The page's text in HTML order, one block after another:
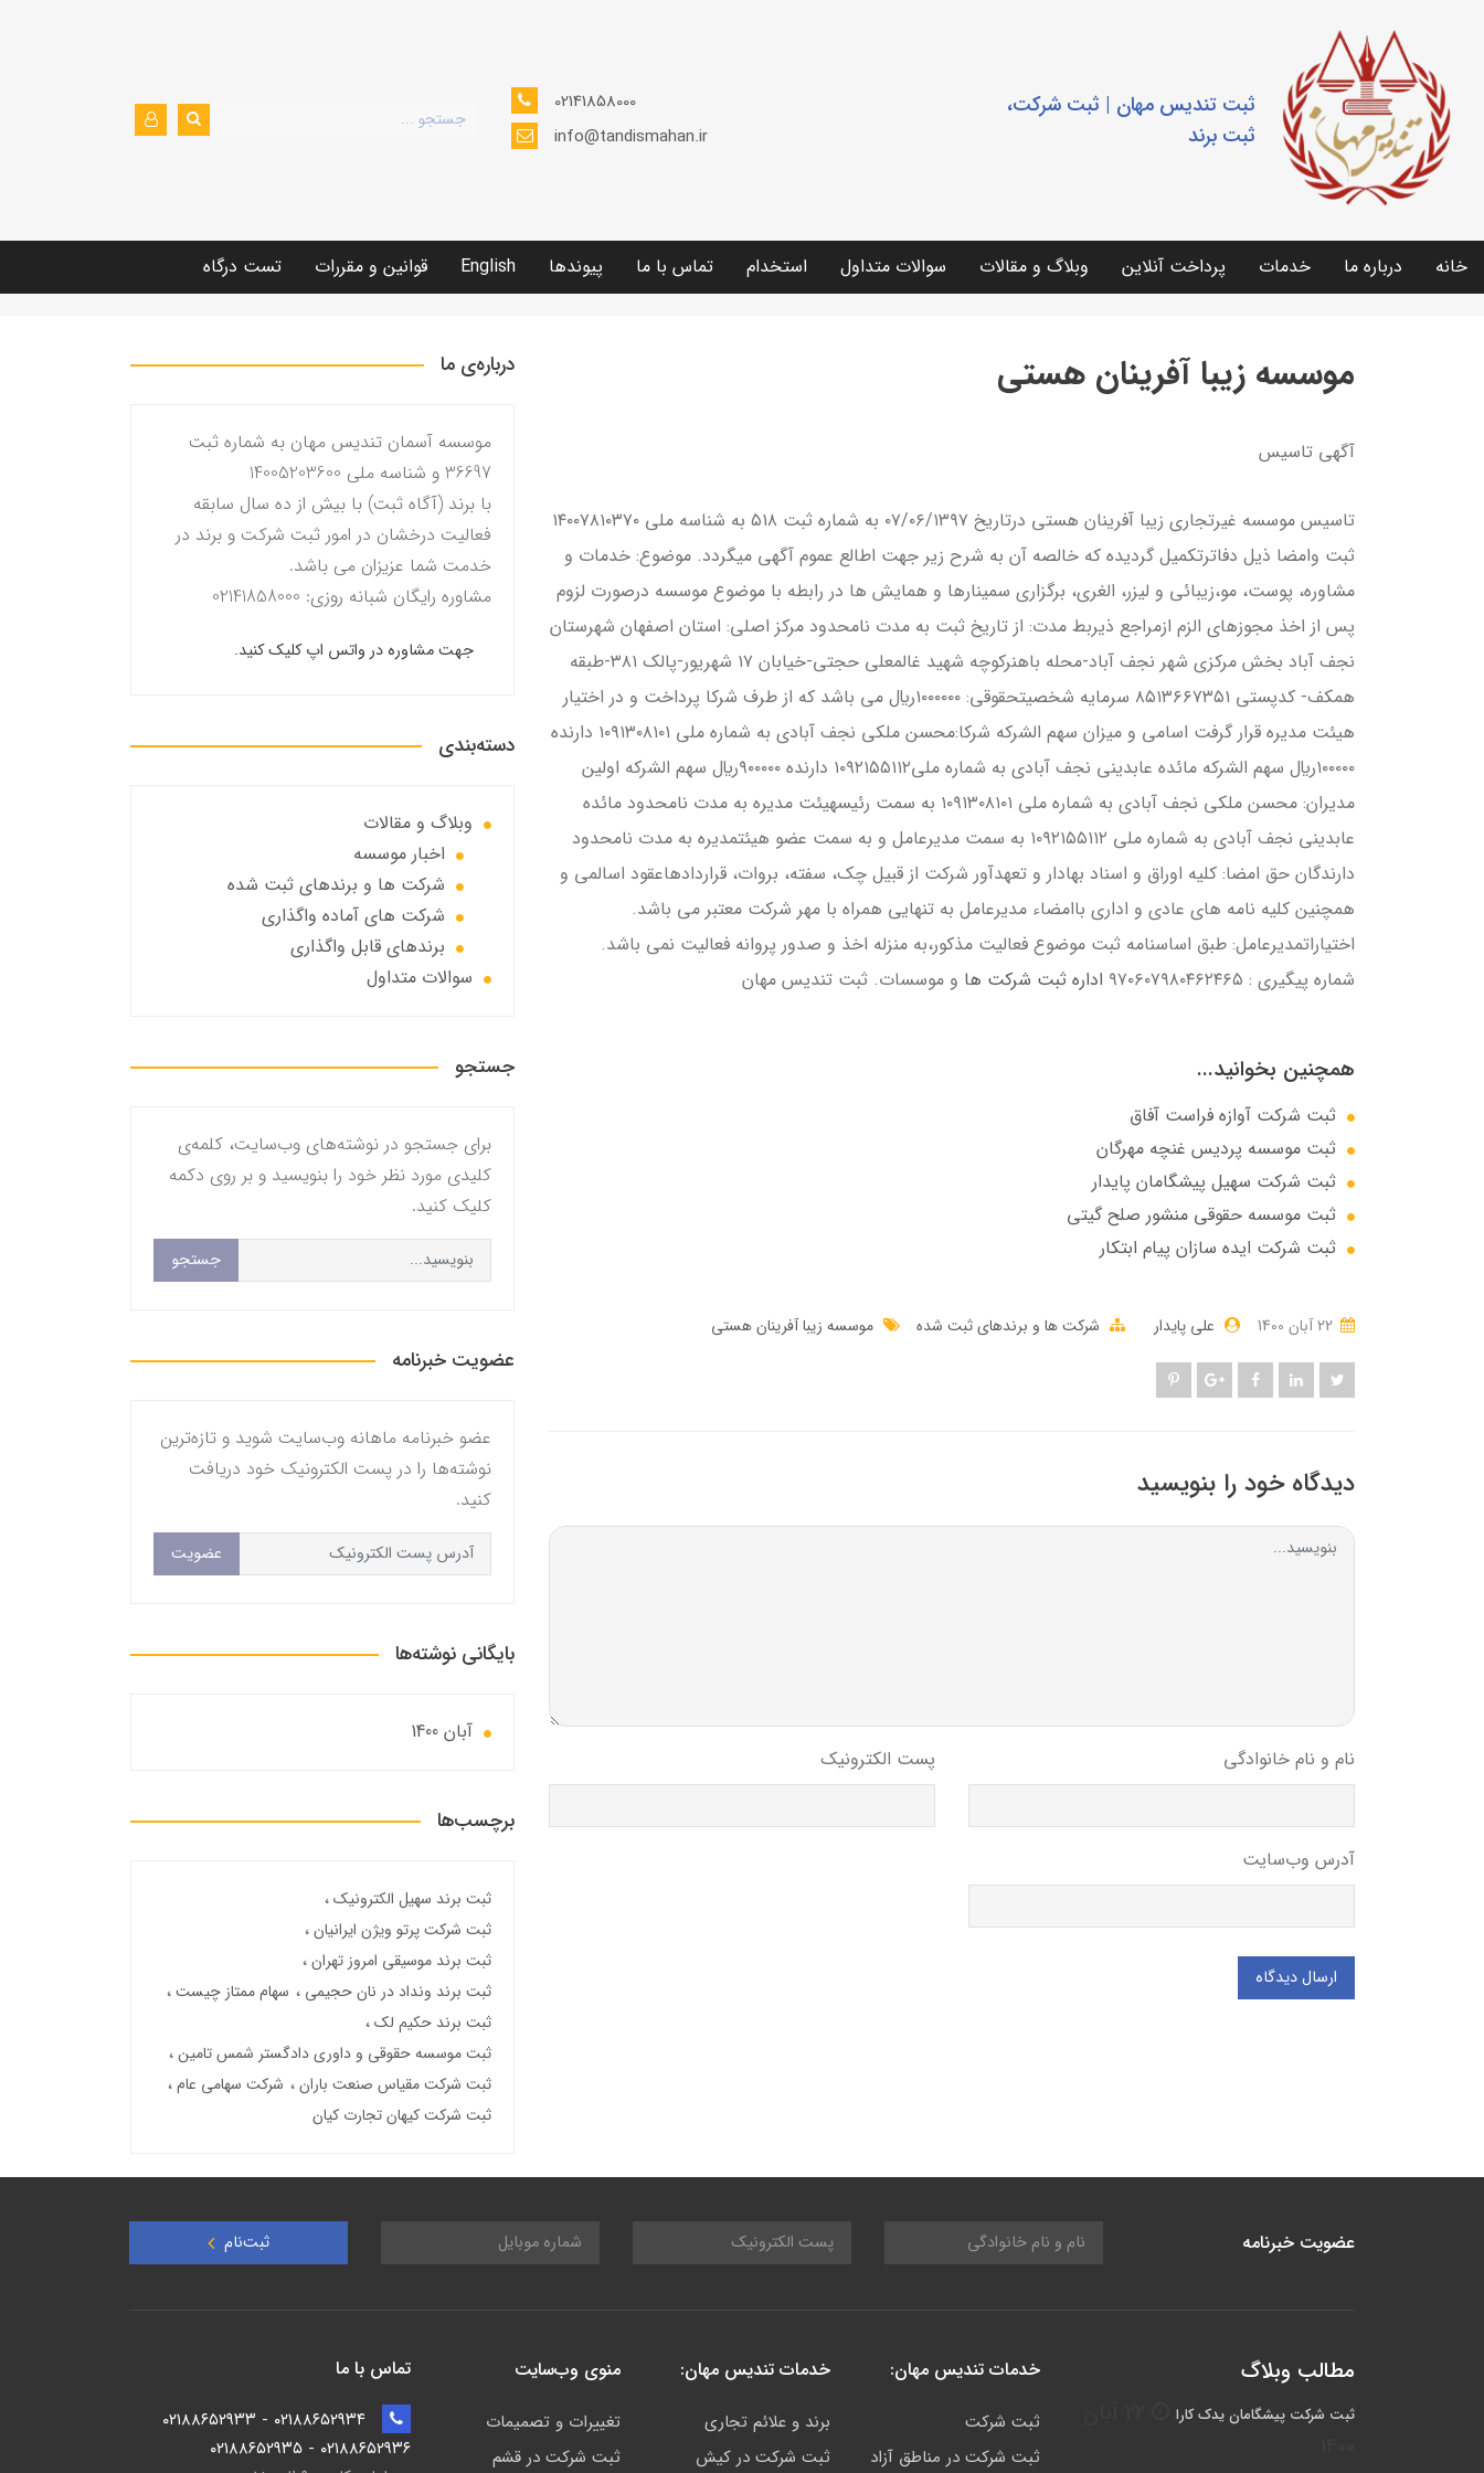
ثبت تندیس مهان | ثبت شرکت،
ثبت برند
02141858000
info@tandismahan.ir
خانه درباره ما خدمات پرداخت آنلاین وبلاگ و مقالات سوالات متداول استخدام تماس با ما پیوندها English قوانین و مقررات تست درگاه
موسسه زیبا آفرینان هستی
آگهي تاسيس
تاسيس موسسه غيرتجاري زيبا آفرينان هستي درتاريخ ۰۷/۰۶/۱۳۹۷ به شماره ثبت ۵۱۸ به شناسه ملي ۱۴۰۰۷۸۱۰۳۷۰
ثبت وامضا ذيل دفاترتكميل گرديده كه خالصه آن به شرح زير جهت اطالع عموم آگهي ميگردد. موضوع: خدمات و
مشاوره، پوست، مو،زيبائي و ليزر، الغري، برگزاري سمينارها و همايش ها در رابطه با موضوع موسسه درصورت لزوم
پس از اخذ مجوزهاي الزم ازمراجع ذيربط مدت: از تاريخ ثبت به مدت نامحدود مركز اصلي: استان اصفهان شهرستان
نجف آباد بخش مركزي شهر نجف آباد-محله باهنركوچه شهيد غالمعلي حجتي-خيابان ۱۷ شهريور-پالک ۳۸۱-طبقه
همكف- كدپستي ۸۵۱۳۶۶۷۳۵۱ سرمايه شخصيتحقوقي: ۱۰۰۰۰۰۰ريال مي باشد كه از طرف شركا پرداخت و در اختيار
هيئت مديره قرار گرفت اسامي و ميزان سهم الشركه شركا:محسن ملكي نجف آبادي به شماره ملي ۱۰۹۱۳۰۸۱۰۱ دارنده
۱۰۰۰۰۰ريال سهم الشركه مائده عابديني نجف آبادي به شماره ملي۱۰۹۲۱۵۵۱۱۲ دارنده ۹۰۰۰۰۰ريال سهم الشركه اولين
مديران: محسن ملكي نجف آبادي به شماره ملي ۱۰۹۱۳۰۸۱۰۱ به سمت رئيسهيئت مديره به مدت نامحدود مائده
عابديني نجف آبادي به شماره ملي ۱۰۹۲۱۵۵۱۱۲ به سمت مديرعامل و به سمت عضو هيئتمديره به مدت نامحدود
دارندگان حق امضا: كليه اوراق و اسناد بهادار و تعهدآور شركت از قبيل چک، سفته، بروات، قراردادهاعقود اسالمي و
همچنين كليه نامه هاي عادي و اداري باامضاء مديرعامل به تنهايي همراه با مهر شركت معتبر مي باشد.
اختياراتمديرعامل: طبق اساسنامه ثبت موضوع فعاليت مذكور،به منزله اخذ و صدور پروانه فعاليت نمي باشد.
شماره پيگيري : ۹۷۰۶۰۷۹۸۰۴۶۲۴۶۵
اداره ثبت شركت ها و موسسات. ثبت تندیس مهان
همچنین بخوانید...
ثبت شرکت آوازه فراست آفاق
ثبت موسسه پردیس غنچه مهرگان
ثبت شرکت سهيل پيشگامان پايدار
ثبت موسسه حقوقی منشور صلح گیتی
ثبت شرکت ایده سازان پیام ابتکار
علی پایدار شرکت ها و برندهای ثبت شده موسسه زیبا آفرینان هستی
دیدگاه خود را بنویسید
نام و نام خانوادگی پست الکترونیک
آدرس وب‌سایت
ارسال دیدگاه
درباره‌ی ما
موسسه آسمان تندیس مهان به شماره ثبت
36697 و شناسه ملی 14005203600
با برند (آگاه ثبت) با بیش از ده سال سابقه
فعالیت درخشان در امور ثبت شرکت و برند در
خدمت شما عزیزان می باشد.
مشاوره رایگان شبانه روزی: 02141858000
جهت مشاوره در واتس اپ کلیک کنید.
دسته‌بندی
وبلاگ و مقالات
اخبار موسسه
شرکت ها و برندهای ثبت شده
شرکت های آماده واگذاری
برندهای قابل واگذاری
سوالات متداول
جستجو
برای جستجو در نوشته‌های وب‌سایت، کلمه‌ی
کلیدی مورد نظر خود را بنویسید و بر روی دکمه
کلیک کنید.
جستجو
عضویت خبرنامه
عضو خبرنامه ماهانه وب‌سایت شوید و تازه‌ترین
نوشته‌ها را در پست الکترونیک خود دریافت
کنید.
عضویت
بایگانی نوشته‌ها
آبان 1400
برچسب‌ها
ثبت برند سهیل الکترونیک
ثبت شرکت پرتو ویژن ایرانیان
ثبت برند موسیقی امروز تهران
ثبت برند ونداد در نان حجیمی
سهام ممتاز چیست
ثبت برند حکیم لک
ثبت موسسه حقوقی و داوری دادگستر شمس تامین
ثبت شرکت مقیاس صنعت باران
شرکت سهامی عام
ثبت شرکت کیهان تجارت کیان
عضویت خبرنامه ثبت‌نام
مطالب وبلاگ
ثبت شرکت پیشگامان یدک کارا
خدمات تندیس مهان:
ثبت شرکت
ثبت شرکت در مناطق آزاد
خدمات تندیس مهان:
برند و علائم تجاری
ثبت شرکت در کیش
منوی وب‌سایت
تغییرات و تصمیمات
ثبت شرکت در قشم
تماس با ما
۰۲۱۸۸۶۵۲۹۳۴ - ۰۲۱۸۸۶۵۲۹۳۳
۰۲۱۸۸۶۵۲۹۳۶ - ۰۲۱۸۸۶۵۲۹۳۵